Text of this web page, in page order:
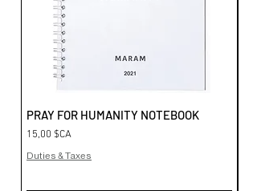
PRAY FOR HUMANITY NOTEBOOK
Prix
15,00 $CA
Duties & Taxes